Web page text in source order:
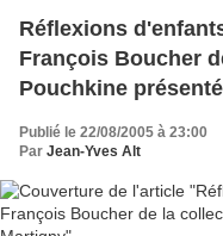
Réflexions
François Boucher
Pouchkine
Publié le 22/08/2005 à 23:00
Par Jean-Yves Alt